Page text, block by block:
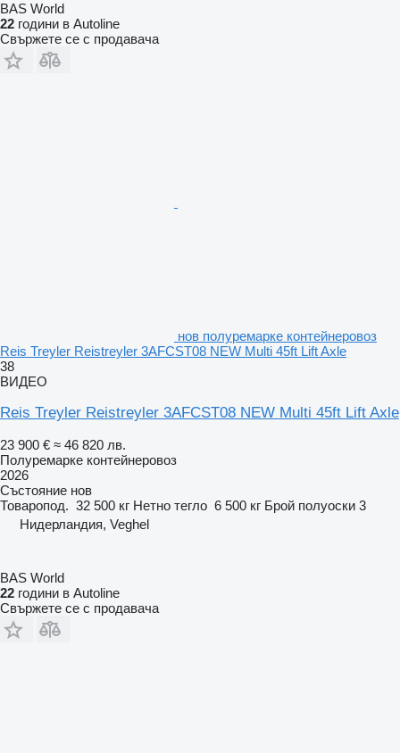
BAS World
22 години в Autoline
Свържете се с продавача
нов полуремарке контейнеровоз
Reis Treyler Reistreyler 3AFCST08 NEW Multi 45ft Lift Axle
38
ВИДЕО
Reis Treyler Reistreyler 3AFCST08 NEW Multi 45ft Lift Axle
23 900 € ≈ 46 820 лв.
Полуремарке контейнеровоз
2026
Състояние нов
Товаропод. 32 500 кг Нетно тегло 6 500 кг Брой полуоски 3
Нидерландия, Veghel
BAS World
22 години в Autoline
Свържете се с продавача